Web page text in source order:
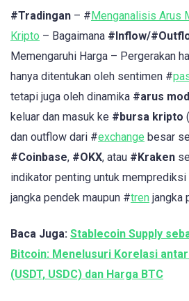
#Tradingan – #Menganalisis Arus
Kripto – Bagaimana #Inflow/
Memengaruhi Harga – Pergerakan
hanya ditentukan oleh sentimen #
tetapi juga oleh dinamika #arus
keluar dan masuk ke #bursa kripto
dan outflow dari #exchange besar
#Coinbase, #OKX, atau #Kraken
indikator penting untuk memprediksi
jangka pendek maupun #tren jangka
Baca Juga: Stablecoin Supply
Bitcoin: Menelusuri Korelasi
(USDT, USDC) dan Harga BTC